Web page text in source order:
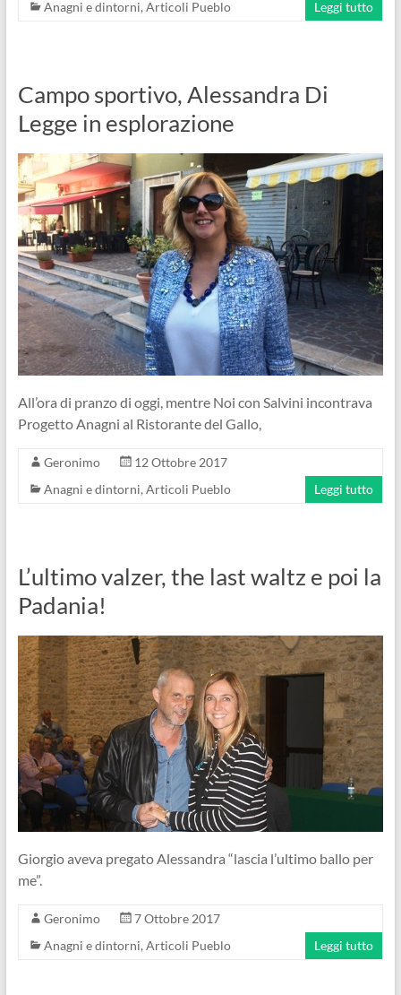
Anagni e dintorni, Articoli Pueblo Leggi tutto
Campo sportivo, Alessandra Di
Legge in esplorazione
All’ora di pranzo di oggi, mentre Noi con Salvini incontrava
Progetto Anagni al Ristorante del Gallo,
Geronimo
12 Ottobre 2017
Anagni e dintorni, Articoli Pueblo Leggi tutto
L’ultimo valzer, the last waltz e poi la
Padania!
Giorgio aveva pregato Alessandra “lascia l’ultimo ballo per
me”.
Geronimo
7 Ottobre 2017
Anagni e dintorni, Articoli Pueblo Leggi tutto